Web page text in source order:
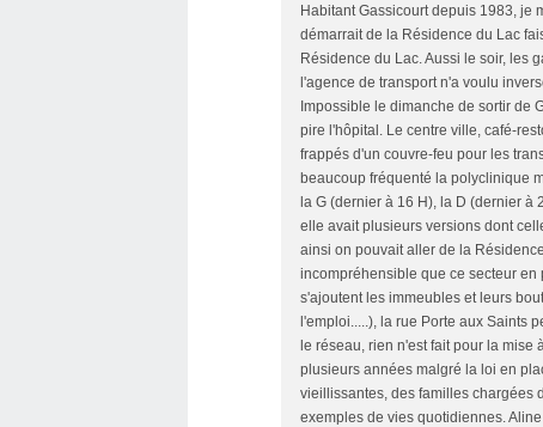
Habitant Gassicourt depuis 1983, je
démarrait de la Résidence du Lac
Résidence du Lac. Aussi le soir, les
l'agence de transport n'a voulu
Impossible le dimanche de sortir de
pire l'hôpital. Le centre ville, café-
frappés d'un couvre-feu pour les
beaucoup fréquenté la polyclinique
la G (dernier à 16 H), la D (dernier à
elle avait plusieurs versions dont
ainsi on pouvait aller de la
incompréhensible que ce secteur
s'ajoutent les immeubles et leurs
l'emploi.....), la rue Porte aux Saints
le réseau, rien n'est fait pour la mise
plusieurs années malgré la loi en
vieillissantes, des familles chargées
exemples de vies quotidiennes. Aline